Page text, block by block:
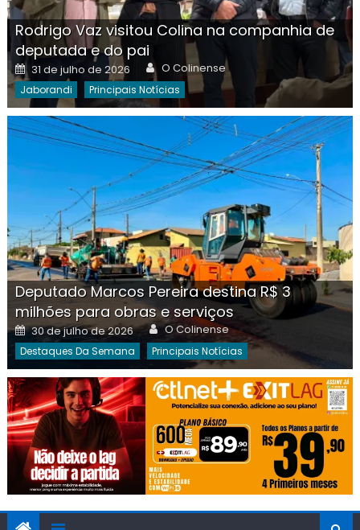
Rodrigo Vaz visitou Colina na companhia de
deputada e do pai
Posted
on
31 de julho de 2026 Author
O Colinense
Jaborandi Principais Notícias
Deputado Marcos Pereira destina R$ 3
milhões para obras e serviços
Posted
on
30 de julho de 2026 Author
O Colinense
Destaques Da Semana Principais Notícias